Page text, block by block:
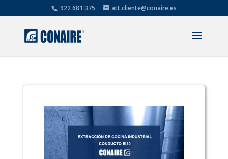
922 681 375 att.cliente@conaire.es